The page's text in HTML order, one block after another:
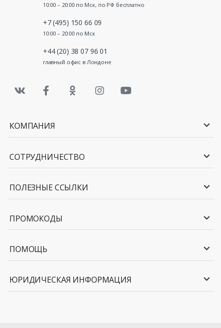
10:00 – 20:00 по Мск, по РФ бесплатно
+7 (495) 150 66 09
10:00 – 20:00 по Мск
+44 (20) 38 07 96 01
главный офис в Лондоне
КОМПАНИЯ
СОТРУДНИЧЕСТВО
ПОЛЕЗНЫЕ ССЫЛКИ
ПРОМОКОДЫ
ПОМОЩЬ
ЮРИДИЧЕСКАЯ ИНФОРМАЦИЯ